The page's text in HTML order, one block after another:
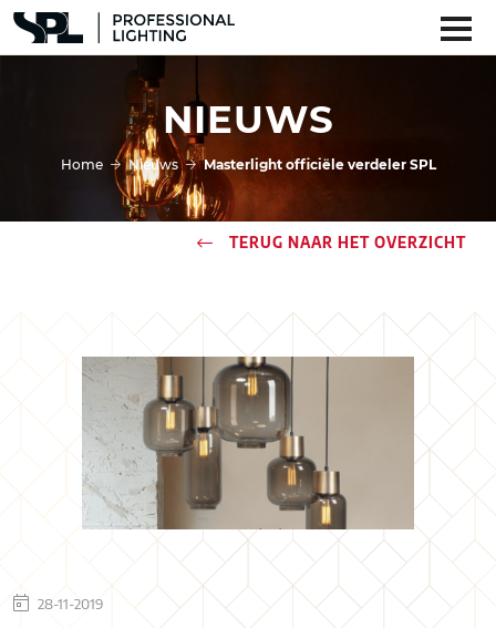
NIEUWS
Home Nieuws Masterlight officiële verdeler SPL
TERUG NAAR HET OVERZICHT
28-11-2019